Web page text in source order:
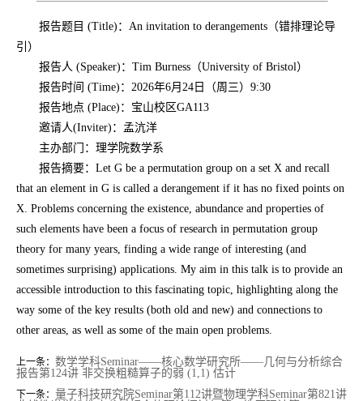
报告题目 (Title)：An invitation to derangements（错排理论导
引）
报告人 (Speaker)：Tim Burness（University of Bristol）
报告时间 (Time)：2026年6月24日（周三）9:30
报告地点 (Place)：宝山校区GA113
邀请人(Inviter)：孟沆洋
主办部门：理学院数学系
报告摘要：Let G be a permutation group on a set X and recall
that an element in G is called a derangement if it has no fixed points on
X. Problems concerning the existence, abundance and properties of
such elements have been a focus of research in permutation group
theory for many years, finding a wide range of interesting (and
sometimes surprising) applications. My aim in this talk is to provide an
accessible introduction to this fascinating topic, highlighting along the
way some of the key results (both old and new) and connections to
other areas, as well as some of the main open problems.
上一条： 数学学科Seminar——核心数学研究所——几何与分析综合
报告第124讲 非交换粗糙算子的弱 (1,1) 估计
下一条： 量子科技研究院Seminar第112讲暨物理学科Seminar第821讲